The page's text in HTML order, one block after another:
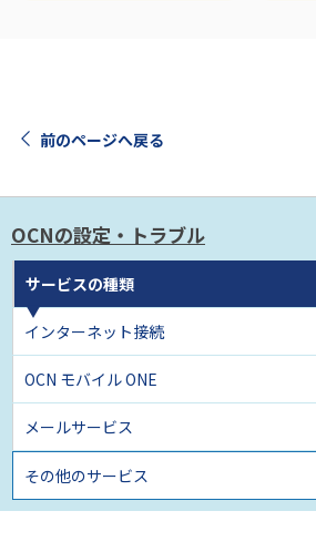
前のページへ戻る
OCNの設定・トラブル
サービスの種類
インターネット接続
OCN モバイル ONE
メールサービス
その他のサービス